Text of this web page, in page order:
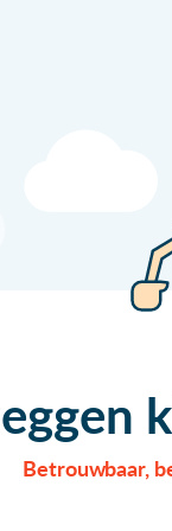
Betrouwbaar,